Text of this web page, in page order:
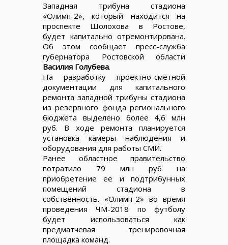
Западная трибуна стадиона
«Олимп-2», который находится на
проспекте Шолохова в Ростове,
будет капитально отремонтирована.
Об этом сообщает пресс-служба
губернатора Ростовской области
Василия Голубева.
На разработку проектно-сметной
документации для капитального
ремонта западной трибуны стадиона
из резервного фонда регионального
бюджета выделено более 4,6 млн
руб. В ходе ремонта планируется
установка камеры наблюдения и
оборудования для работы СМИ.
Ранее областное правительство
потратило 79 млн руб на
приобретение ее и подтрибунных
помещений стадиона в
собственность. «Олимп-2» во время
проведения ЧМ-2018 по футболу
будет использоваться как
предматчевая тренировочная
площадка команд.